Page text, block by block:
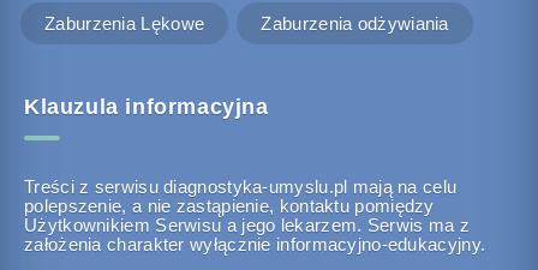
Zaburzenia Lękowe Zaburzenia odżywiania
Klauzula informacyjna
Treści z serwisu diagnostyka-umyslu.pl mają na celu
polepszenie, a nie zastąpienie, kontaktu pomiędzy
Użytkownikiem Serwisu a jego lekarzem. Serwis ma z
założenia charakter wyłącznie informacyjno-edukacyjny.